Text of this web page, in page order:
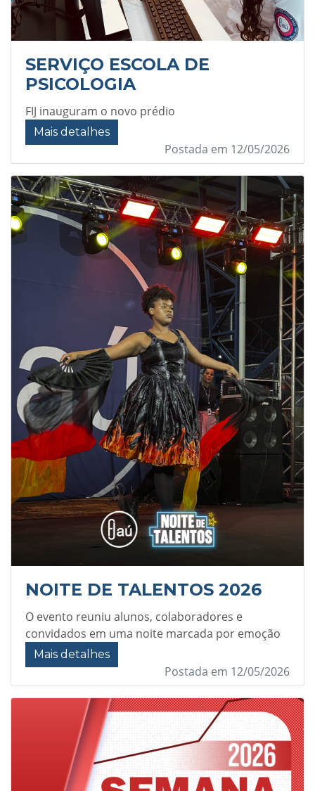
SERVIÇO ESCOLA DE
PSICOLOGIA
FIJ inauguram o novo prédio
Mais detalhes
Postada em 12/05/2026
NOITE DE TALENTOS 2026
O evento reuniu alunos, colaboradores e
convidados em uma noite marcada por emoção
Mais detalhes
Postada em 12/05/2026